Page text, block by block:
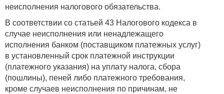
неисполнения налогового обязательства.
В соответствии со статьей 43 Налогового кодекса в
случае неисполнения или ненадлежащего
исполнения банком (поставщиком платежных услуг)
в установленный срок платежной инструкции
(платежного указания) на уплату налога, сбора
(пошлины), пеней либо платежного требования,
кроме случаев неисполнения по причинам, не